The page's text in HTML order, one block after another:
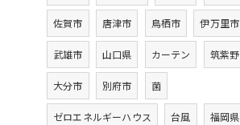
佐賀市 唐津市 鳥栖市 伊万里市
武雄市 山口県 カーテン 筑紫
大分市 別府市 菌
ゼロエネルギーハウス 台風 福岡県